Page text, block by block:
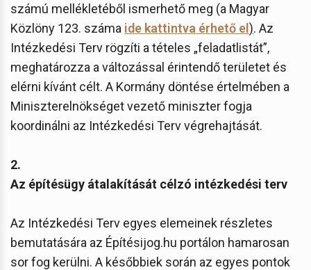
számú mellékletéből ismerhető meg (a Magyar
Közlöny 123. száma ide kattintva érhető el). Az
Intézkedési Terv rögzíti a tételes „feladatlistát”,
meghatározza a változással érintendő területet és
elérni kívánt célt. A Kormány döntése értelmében a
Miniszterelnökséget vezető miniszter fogja
koordinálni az Intézkedési Terv végrehajtását.
2.
Az építésügy átalakítását célzó intézkedési terv
Az Intézkedési Terv egyes elemeinek részletes
bemutatására az Építésijog.hu portálon hamarosan
sor fog kerülni. A későbbiek során az egyes pontok